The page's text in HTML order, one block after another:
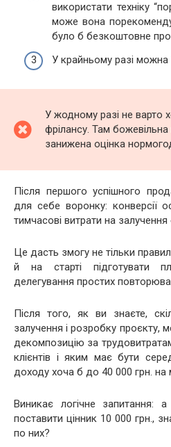
використати техніку
може вона
було б безкоштовне
У крайньому разі можна
У жодному разі не варто
фрілансу. Там божевільна
занижена оцінка
Після першого успішного
для себе воронку: конверсії
тимчасові витрати на залучення
Це дасть змогу не тільки
й на старті підготувати
делегування простих
Після того, як ви знаєте,
залучення і розробку проєкту,
декомпозицію за
клієнтів і яким має бути
доходу хоча б до 40 000 грн. на
Виникає логічне
поставити цінник 10 000 грн.,
по них?